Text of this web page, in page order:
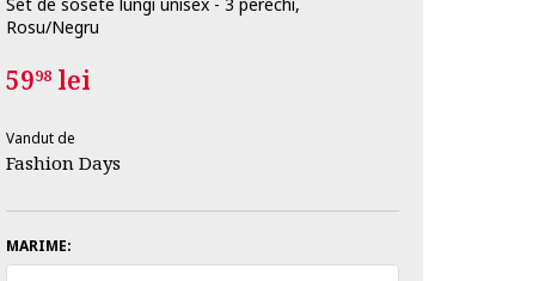
Rosu/Negru
5998lei
Vandut de
Fashion Days
MARIME: